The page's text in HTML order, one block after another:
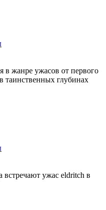
жанре ужасов от первого
таинственных глубинах
ужас eldritch в